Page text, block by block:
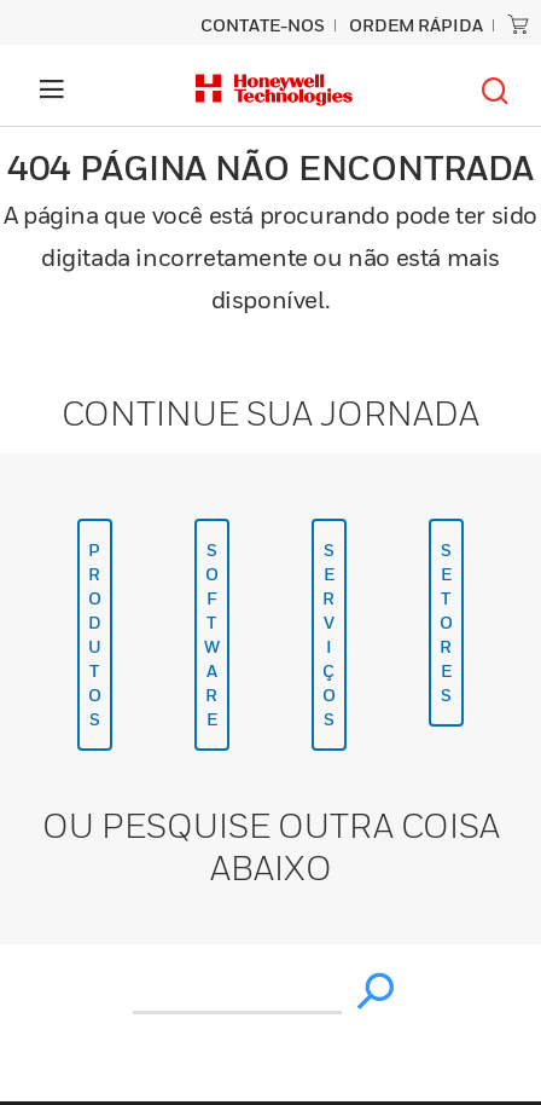
CONTATE-NOS ORDEM RÁPIDA
404 PÁGINA NÃO ENCONTRADA
A página que você está procurando pode ter sido
digitada incorretamente ou não está mais
disponível.
CONTINUE SUA JORNADA
P
R
O
D
U
T
O
S
S
O
F
T
W
A
R
E
S
E
R
V
I
Ç
O
S
S
E
T
O
R
E
S
OU PESQUISE OUTRA COISA
ABAIXO